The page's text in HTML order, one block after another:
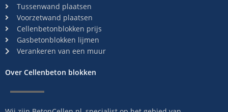
Tussenwand plaatsen
Voorzetwand plaatsen
Cellenbetonblokken prijs
Gasbetonblokken lijmen
Verankeren van een muur
Over Cellenbeton blokken